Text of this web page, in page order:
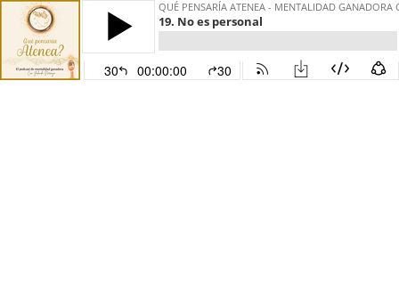
QUÉ PENSARÍA ATENEA - MENTALIDAD
19. No es personal
30 00:00:00 30